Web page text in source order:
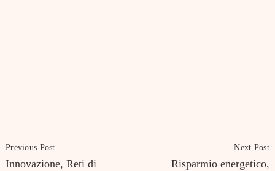
Navigation
Previous Post
Innovazione, Reti di
Next Post
Risparmio energetico,